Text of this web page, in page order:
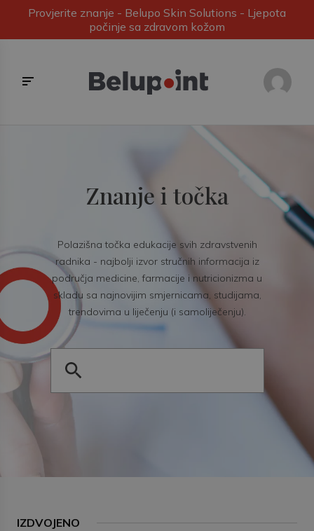
Provjerite znanje - Belupo Skin Solutions - Ljepota
počinje sa zdravom kožom
Znanje i točka
Polazišna točka edukacije svih zdravstvenih
radnika - najbolji izvor stručnih informacija iz
područja medicine, farmacije i nutricionizma u
skladu sa najnovijim smjernicama, studijama,
trendovima u liječenju (i samoliječenju).
IZDVOJENO